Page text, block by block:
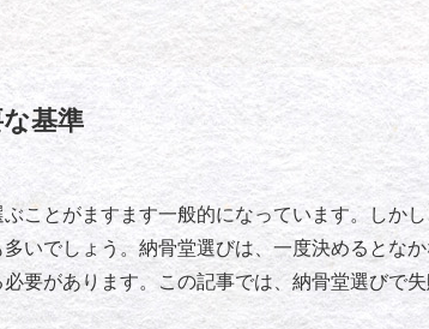
基準
ことがますます一般的になっています。しか
いでしょう。納骨堂選びは、一度決めるとな
要があります。この記事では、納骨堂選びで